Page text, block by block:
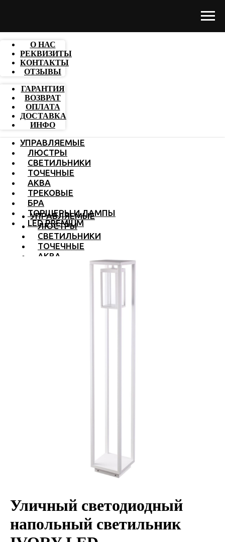
О НАС
РЕКВИЗИТЫ
КОНТАКТЫ
ОТЗЫВЫ
ГАРАНТИЯ
ВОЗВРАТ
ОПЛАТА
ДОСТАВКА
ИНФО
УПРАВЛЯЕМЫЕ
ЛЮСТРЫ
СВЕТИЛЬНИКИ
ТОЧЕЧНЫЕ
АКВА
ТРЕКОВЫЕ
БРА
ТОРШЕРЫ И ЛАМПЫ
LED PREMIUM
УПРАВЛЯЕМЫЕ
ЛЮСТРЫ
СВЕТИЛЬНИКИ
ТОЧЕЧНЫЕ
АКВА
Уличный светодиодный
напольный светильник